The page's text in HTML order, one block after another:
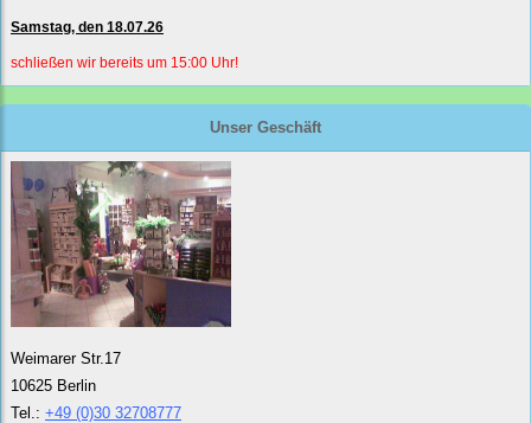
Samstag, den 18.07.26
schließen wir bereits um 15:00 Uhr!
Unser Geschäft
Weimarer Str.17
10625 Berlin
Tel.: +49 (0)30 32708777